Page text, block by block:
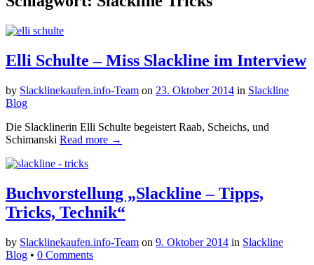
Elli Schulte – Miss Slackline im Interview
by Slacklinekaufen.info-Team on 23. Oktober 2014 in Slackline
Blog
Die Slacklinerin Elli Schulte begeistert Raab, Scheichs, und
Schimanski Read more →
Buchvorstellung „Slackline – Tipps,
Tricks, Technik“
by Slacklinekaufen.info-Team on 9. Oktober 2014 in Slackline
Blog • 0 Comments